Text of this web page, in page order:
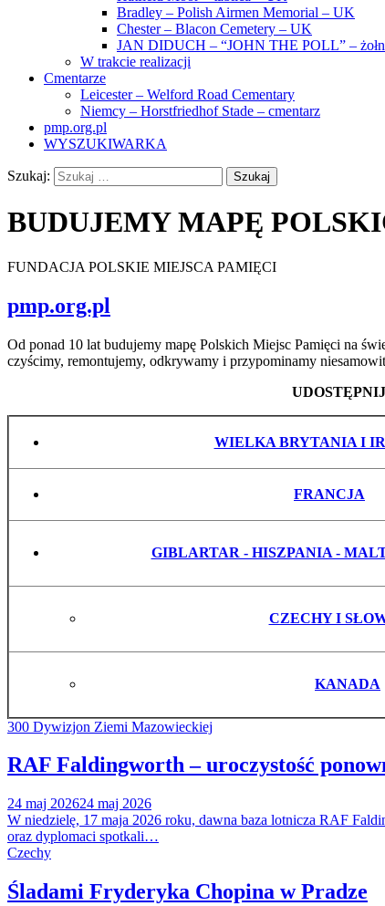
Bradley – Polish Airmen Memorial – UK
Chester – Blacon Cemetery – UK
JAN DIDUCH – “JOHN THE POLL” –
W trakcie realizacji
Cmentarze
Leicester – Welford Road Cementary
Niemcy – Horstfriedhof Stade – cmentarz
pmp.org.pl
WYSZUKIWARKA
Szukaj:
BUDUJEMY MAPĘ
FUNDACJA POLSKIE MIEJSCA PAMIĘCI
pmp.org.pl
Od ponad 10 lat budujemy mapę Polskich Miejsc Pamięci na
czyścimy, remontujemy, odkrywamy i przypominamy
WIELKA BRYTANIA I
FRANCJA
GIBLARTAR - HISZPANIA -
CZECHY I
KANADA
300 Dywizjon Ziemi Mazowieckiej
RAF Faldingworth – uroczystość
24 maj 202624 maj 2026
W niedzielę, 17 maja 2026 roku, dawna baza lotnicza RAF
oraz dyplomaci spotkali…
Czechy
Śladami Fryderyka Chopina w Pradze